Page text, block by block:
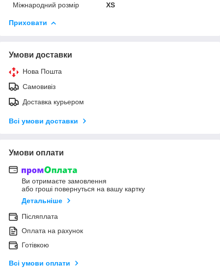
Міжнародний розмір
XS
Приховати
Умови доставки
Нова Пошта
Самовивіз
Доставка курьером
Всі умови доставки
Умови оплати
Ви отримаєте замовлення
або гроші повернуться на вашу картку
Детальніше
Післяплата
Оплата на рахунок
Готівкою
Всі умови оплати